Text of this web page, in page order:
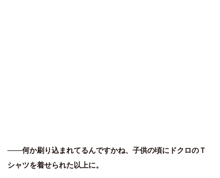
――何か刷り込まれてるんですかね、子供の頃にドクロのＴ
シャツを着せられた以上に。